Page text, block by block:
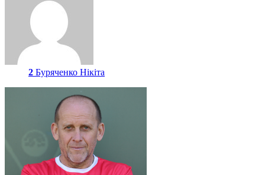
2 Буряченко Нікіта